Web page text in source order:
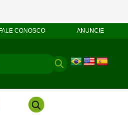
FALE CONOSCO ANUNCIE